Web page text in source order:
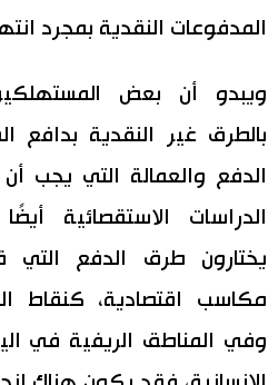
المدفوعات النقدية بمجرد
ويبدو أن بعض
بالطرق غير النقدية
الدفع والعمالة التي يجب
الدراسات الاستقصائية
يختارون طرق الدفع
مكاسب اقتصادية، كنقاط
وفي المناطق الريفية في